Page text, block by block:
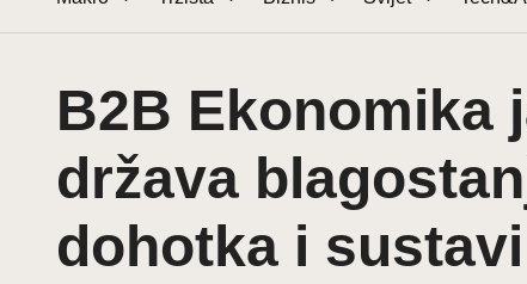
B2B Ekonomika
država
dohotka i